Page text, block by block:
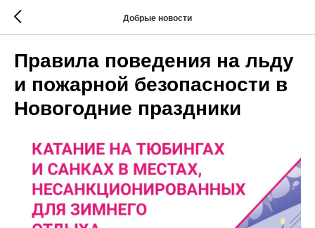
Добрые новости
Правила поведения на льду
и пожарной безопасности в
Новогодние праздники